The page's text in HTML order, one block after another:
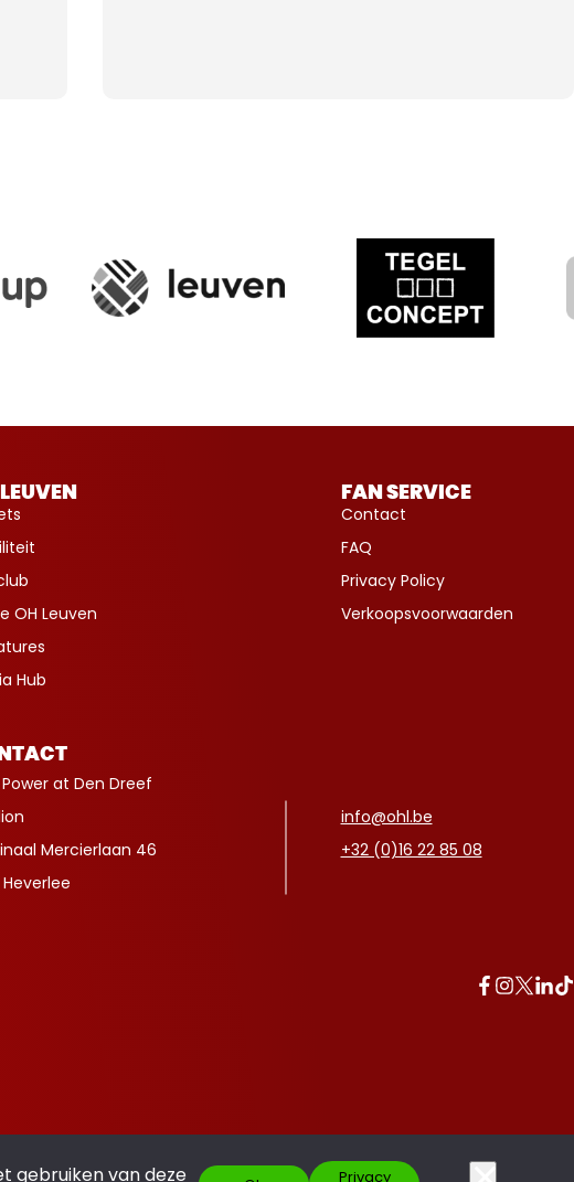
OH Leuven
Hub
FAN SERVICE
Contact
FAQ
Privacy Policy
Verkoopsvoorwaarden
at Den Dreef
Mercierlaan 46
Heverlee
info@ohl.be
+32 (0)16 22 85 08
gebruiken van deze Privacy